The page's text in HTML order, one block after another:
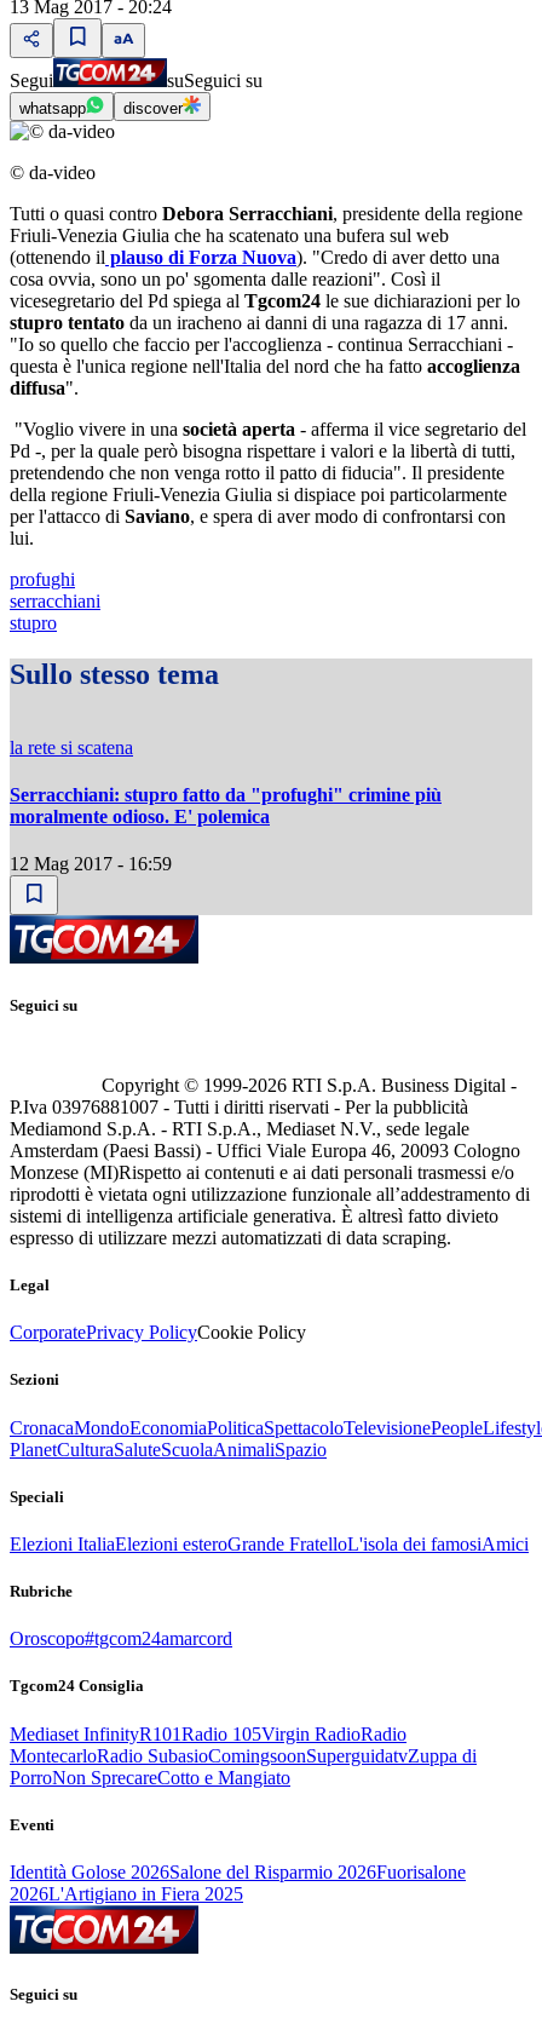
13 Mag 2017 - 20:24
Segui suSeguici su
whatsapp discover
© da-video
Tutti o quasi contro Debora Serracchiani, presidente della regione
Friuli-Venezia Giulia che ha scatenato una bufera sul web
(ottenendo il plauso di Forza Nuova). "Credo di aver detto una
cosa ovvia, sono un po' sgomenta dalle reazioni". Così il
vicesegretario del Pd spiega al Tgcom24 le sue dichiarazioni per lo
stupro tentato da un iracheno ai danni di una ragazza di 17 anni.
"Io so quello che faccio per l'accoglienza - continua Serracchiani -
questa è l'unica regione nell'Italia del nord che ha fatto accoglienza
diffusa".
"Voglio vivere in una società aperta - afferma il vice segretario del
Pd -, per la quale però bisogna rispettare i valori e la libertà di tutti,
pretendendo che non venga rotto il patto di fiducia". Il presidente
della regione Friuli-Venezia Giulia si dispiace poi particolarmente
per l'attacco di Saviano, e spera di aver modo di confrontarsi con
lui.
profughi
serracchiani
stupro
Sullo stesso tema
la rete si scatena
Serracchiani: stupro fatto da "profughi" crimine più
moralmente odioso. E' polemica
12 Mag 2017 - 16:59
Seguici su
Copyright © 1999-2026 RTI S.p.A. Business Digital -
P.Iva 03976881007 - Tutti i diritti riservati - Per la pubblicità
Mediamond S.p.A. - RTI S.p.A., Mediaset N.V., sede legale
Amsterdam (Paesi Bassi) - Uffici Viale Europa 46, 20093 Cologno
Monzese (MI)Rispetto ai contenuti e ai dati personali trasmessi e/o
riprodotti è vietata ogni utilizzazione funzionale all’addestramento di
sistemi di intelligenza artificiale generativa. È altresì fatto divieto
espresso di utilizzare mezzi automatizzati di data scraping.
Legal
CorporatePrivacy PolicyCookie Policy
Sezioni
CronacaMondoEconomiaPoliticaSpettacoloTelevisionePeople
PlanetCulturaSaluteScuolaAnimaliSpazio
Speciali
Elezioni ItaliaElezioni esteroGrande FratelloL'isola dei famosiAmici
Rubriche
Oroscopo#tgcom24amarcord
Tgcom24 Consiglia
Mediaset InfinityR101Radio 105Virgin RadioRadio
MontecarloRadio SubasioComingsoonSuperguidatvZuppa di
PorroNon SprecareCotto e Mangiato
Eventi
Identità Golose 2026Salone del Risparmio 2026Fuorisalone
2026L'Artigiano in Fiera 2025
Seguici su